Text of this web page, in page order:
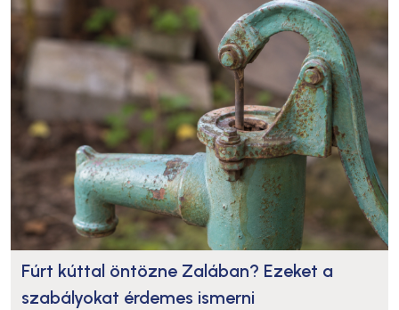
Fúrt kúttal öntözne Zalában? Ezeket a
szabályokat érdemes ismerni